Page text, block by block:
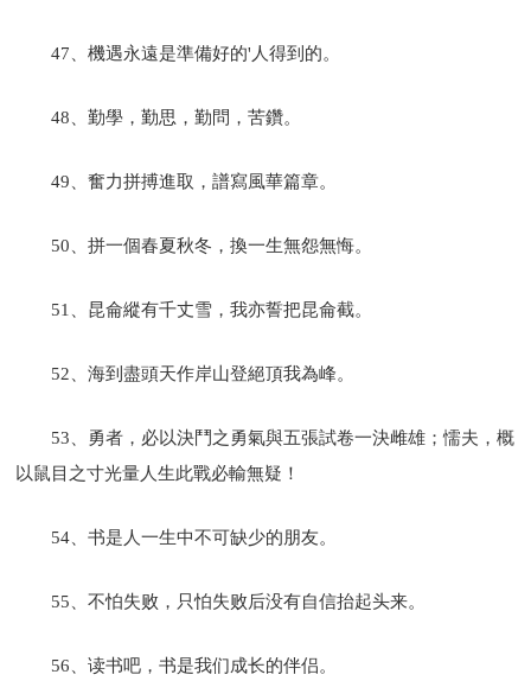
47、機遇永遠是準備好的'人得到的。
48、勤學，勤思，勤問，苦鑽。
49、奮力拼搏進取，譜寫風華篇章。
50、拼一個春夏秋冬，換一生無怨無悔。
51、昆侖縱有千丈雪，我亦誓把昆侖截。
52、海到盡頭天作岸山登絕頂我為峰。
53、勇者，必以決鬥之勇氣與五張試卷一決雌雄；懦夫，概
以鼠目之寸光量人生此戰必輸無疑！
54、书是人一生中不可缺少的朋友。
55、不怕失败，只怕失败后没有自信抬起头来。
56、读书吧，书是我们成长的伴侣。